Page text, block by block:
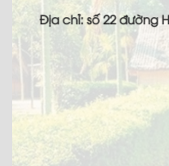
Địa chỉ: số 22 đường